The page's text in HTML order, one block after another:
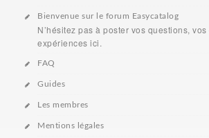
Bienvenue sur le forum Easycatalog
N’hésitez pas à poster vos questions,
expériences ici.
FAQ
Guides
Les membres
Mentions légales